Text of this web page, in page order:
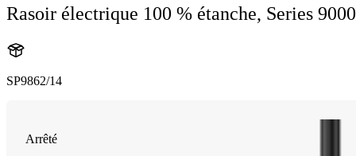
Rasoir électrique 100 % étanche, Series 9000
SP9862/14
Arrêté